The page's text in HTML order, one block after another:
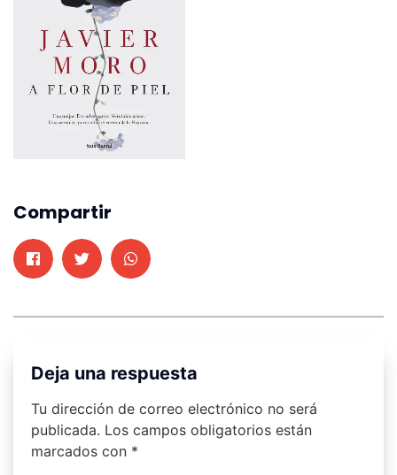
Compartir
Deja una respuesta
Tu dirección de correo electrónico no será
publicada. Los campos obligatorios están
marcados con *